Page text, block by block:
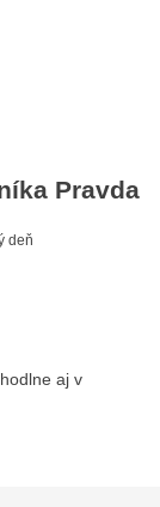
Pravda
deň
aj v